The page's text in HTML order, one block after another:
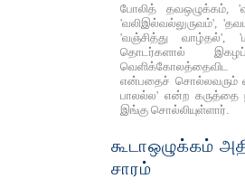
போலித் தவஒழுக்கம்,
'வலிஇல்வல்லுருவம்',
'வஞ்சித்து வாழ்தல்',
தொடர்களால்
வெளிக்கோலத்தைவிட
என்பதைச் சொல்லவரும்
பாலல்ல' என்ற கருத்தை
இங்கு சொல்லியுள்ளார்.
கூடாஒழுக்கம்
சாரம்